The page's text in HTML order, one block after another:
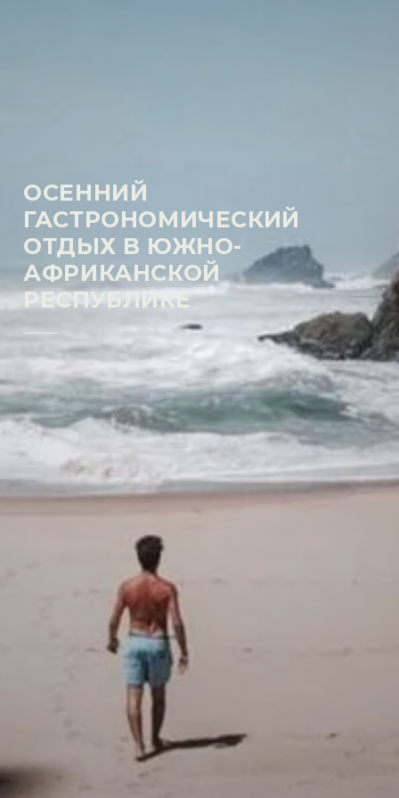
ОСЕННИЙ
ГАСТРОНОМИЧЕСКИЙ
ОТДЫХ В ЮЖНО-
АФРИКАНСКОЙ
РЕСПУБЛИКЕ